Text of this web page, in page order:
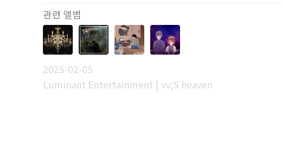
관련 앨범
2025-02-05
Luminant Entertainment | vv;S heaven